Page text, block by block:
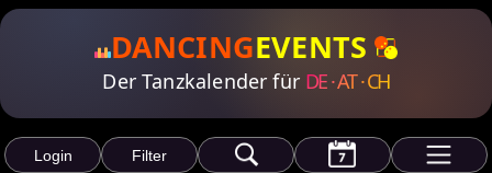
DANCINGEVENTS
Der Tanzkalender für DE · AT · CH
Login Filter